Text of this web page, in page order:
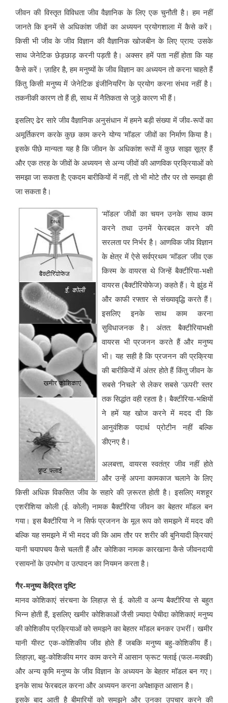
जीवन की विस्तृत विविधता जीव वैज्ञानिक के लिए एक चुनौती है। हम नहीं
जानते कि इनमें से अधिकांश जीवों का अध्ययन प्रयोगशाला में कैसे करें।
किसी भी जीव के जीव विज्ञान की वैज्ञानिक खोजबीन के लिए प्राय: उसके
साथ जेनेटिक छेड़छाड़ करनी पड़ती है। अक्सर हमें पता नहीं होता कि यह
कैसे करें। ज़ाहिर है, हम मनुष्यों के जीव विज्ञान का अध्ययन तो करना चाहते हैं
किंतु किसी मनुष्य में जेनेटिक इंजीनियरिंग के प्रयोग करना संभव नहीं है।
तकनीकी कारण तो हैं ही, साथ में नैतिकता से जुड़े कारण भी हैं।
इसलिए ढेर सारे जीव वैज्ञानिक अनुसंधान में हमने बड़ी संख्या में जीव-रूपों का
अमूर्तिकरण करके कुछ काम करने योग्य 'मॉडल' जीवों का निर्माण किया है।
इसके पीछे मान्यता यह है कि जीवन के अधिकांश रूपों में कुछ साझा सूत्र हैं
और एक तरह के जीवों के अध्ययन से अन्य जीवों की आणविक प्रक्रियाओं को
समझा जा सकता है; एकदम बारीकियों में नहीं, तो भी मोटे तौर पर तो समझा ही
जा सकता है।
‘मॉडल’ जीवों का चयन उनके साथ काम
करने तथा उनमें फेरबदल करने की
सरलता पर निर्भर है। आणविक जीव विज्ञान
के क्षेत्र में ऐसे सर्वप्रथम ‘मॉडल’ जीव एक
किस्म के वायरस थे जिन्हें बैक्टीरिया-भक्षी
वायरस (बैक्टीरियोफेज) कहते हैं। ये झुंड में
और काफी रफ्तार से संख्यावृद्धि करते हैं।
इसलिए इनके साथ काम करना
सुविधाजनक है। अंतत: बैक्टीरियाभक्षी
वायरस भी प्रजनन करते हैं और मनुष्य
भी। यह सही है कि प्रजनन की प्रक्रिया
की बारीकियों में अंतर होते हैं किंतु जीवन के
सबसे ‘निचले’ से लेकर सबसे ‘ऊपरी’ स्तर
तक सिद्धांत वही रहता है। बैक्टीरिया-भक्षियों
ने हमें यह खोज करने में मदद दी कि
आनुवंशिक पदार्थ प्रोटीन नहीं बल्कि
डीएनए है।
अलबत्ता, वायरस स्वतंत्र जीव नहीं होते
और उन्हें अपना कामकाज चलाने के लिए
किसी अधिक विकसित जीव के सहारे की ज़रूरत होती है। इसलिए मशहूर
एशरीशिया कोली (ई. कोली) नामक बैक्टीरिया जीवन का बेहतर मॉडल बन
गया। इस बैक्टीरिया ने न सिर्फ प्रजनन के मूल रूप को समझने में मदद की
बल्कि यह समझने में भी मदद की कि आम तौर पर शरीर की बुनियादी क्रियाएं
यानी चयापचय कैसे चलती हैं और कोशिका नामक कारखाना कैसे जीवनदायी
रसायनों के उपभोग व उत्पादन का नियमन करता है।
गैर-मनुष्य केंद्रित दृष्टि
मानव कोशिकाएं संरचना के लिहाज़ से ई. कोली व अन्य बैक्टीरिया से बहुत
भिन्न होती हैं, इसलिए खमीर कोशिकाओं जैसी ज़्यादा पेचीदा कोशिकाएं मनुष्य
की कोशिकीय प्रक्रियाओं को समझने का बेहतर मॉडल बनकर उभरीं। खमीर
यानी यीस्ट एक-कोशिकीय जीव होते हैं जबकि मनुष्य बहु-कोशिकीय हैं।
लिहाज़ा, बहु-कोशिकीय मगर काम करने में आसान फ्रूट फ्लाई (फल-मक्खी)
और अन्य कृमि मनुष्य के जीव विज्ञान के अध्ययन के बेहतर मॉडल बन गए।
इनके साथ फेरबदल करना और अध्ययन करना अपेक्षाकृत आसान है।
इसके बाद आती है बीमारियों को समझने और उनका उपचार करने की